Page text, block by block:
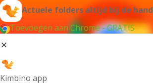
Actuele folders altijd bij de hand
Toevoegen aan Chrome - GRATIS
Kimbino app